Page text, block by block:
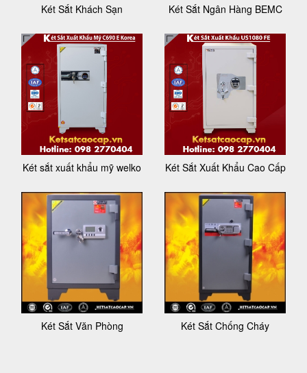
Két Sắt Khách Sạn Két Sắt Ngân Hàng BEMC
Két sắt xuất khẩu mỹ welko Két Sắt Xuất Khẩu Cao Cấp
Két Sắt Văn Phòng Két Sắt Chống Cháy